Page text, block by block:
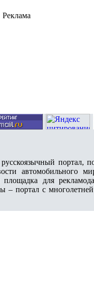
Реклама
портал,
автомобильного
площадка для
– портал с